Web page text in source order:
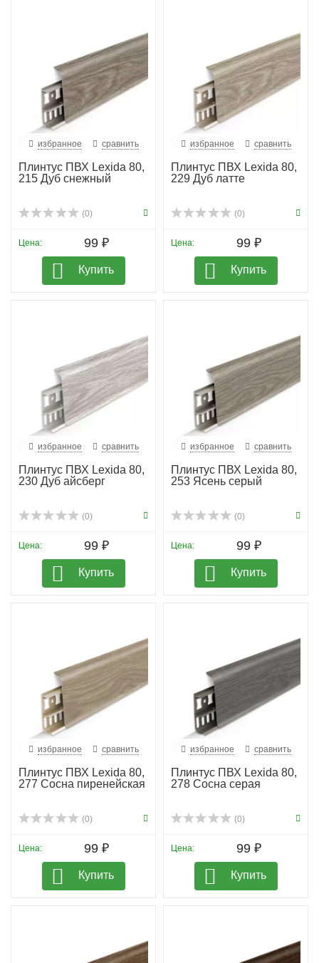
избранное сравнить
Плинтус ПВХ Lexida 80,
215 Дуб снежный
(0)
Цена: 99 ₽
Купить
избранное сравнить
Плинтус ПВХ Lexida 80,
229 Дуб латте
(0)
Цена: 99 ₽
Купить
избранное сравнить
Плинтус ПВХ Lexida 80,
230 Дуб айсберг
(0)
Цена: 99 ₽
Купить
избранное сравнить
Плинтус ПВХ Lexida 80,
253 Ясень серый
(0)
Цена: 99 ₽
Купить
избранное сравнить
Плинтус ПВХ Lexida 80,
277 Сосна пиренейская
(0)
Цена: 99 ₽
Купить
избранное сравнить
Плинтус ПВХ Lexida 80,
278 Сосна серая
(0)
Цена: 99 ₽
Купить